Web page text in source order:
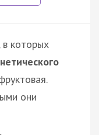
которых
они